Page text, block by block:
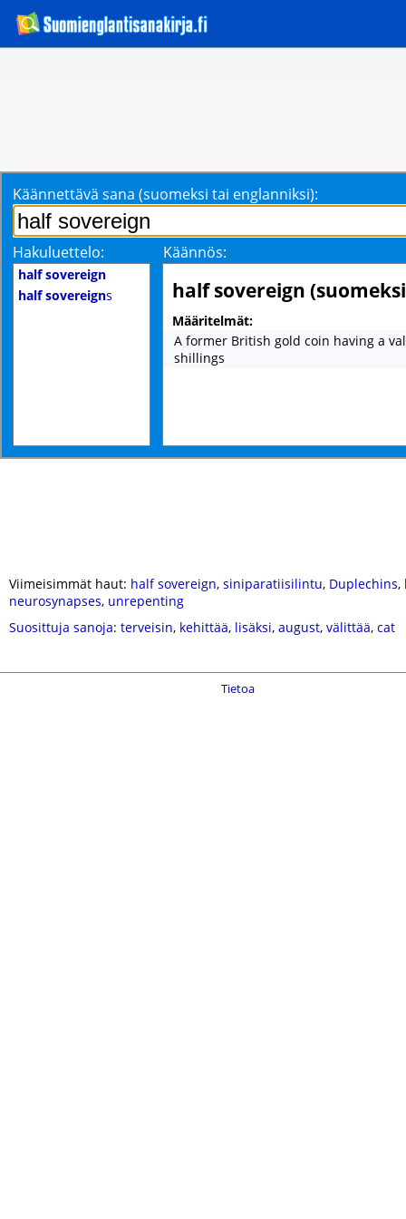
Käännettävä sana (suomeksi tai englanniksi):
Hakuluettelo: Käännös:
half sovereign
half sovereigns half sovereign
Määritelmät:
A former British gold coin having a
shillings
Viimeisimmät haut: half sovereign, siniparatiisilintu, Duplechins,
neurosynapses, unrepenting
Suosittuja sanoja: terveisin, kehittää, lisäksi, august, välittää, cat
Tietoa